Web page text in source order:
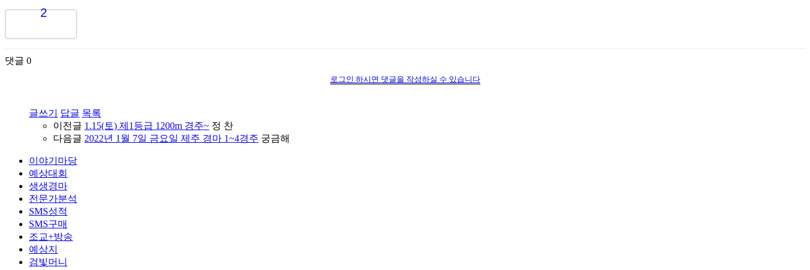
2
댓글 0
로그인 하시면 댓글을 작성하실 수 있습니다
글쓰기 답글 목록
이전글 1.15(토) 제1등급 1200m 경주~ 정 찬
다음글 2022년 1월 7일 금요일 제주 경마 1~4경주 궁금해
이야기마당
예상대회
생생경마
전문가분석
SMS성적
SMS구매
조교+방송
예상지
검빛머니